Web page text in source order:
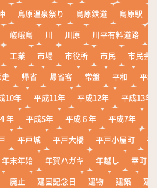
島原温泉祭り 島原鉄道 島原駅
嵯峨島 川 川原 川平有料道路
工業 市場 市役所 市民
市民会
帰省 帰省客 常盤 平和
平
10年 平成11年 平成12年
平成13年
年 平成5年 平成６年 平成7年
平戸城 平戸大橋 平戸小屋町
平
年末年始 年賀ハガキ 年越し
幸町
廃止 建国記念日 建物 建築
建